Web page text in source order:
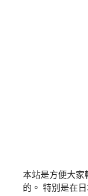
本站是方便大家
的。 特別是在